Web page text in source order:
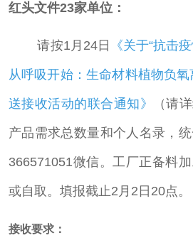
红头文件23家单位：
请按1月24日 《关于“抗击
从呼吸开始：生命材料植物负
送接收活动的联合通知》 （请
产品需求总数量和个人名录，
366571051微信。工厂正备料
或自取。填报截止2月2日20点。
接收要求：